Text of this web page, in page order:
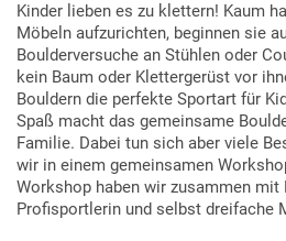
Kinder lieben es zu klettern! Kaum
Möbeln aufzurichten, beginnen sie
Boulderversuche an Stühlen oder
kein Baum oder Klettergerüst vor
Bouldern die perfekte Sportart für
Spaß macht das gemeinsame
Familie. Dabei tun sich aber viele
wir in einem gemeinsamen
Workshop haben wir zusammen mit
Profisportlerin und selbst dreifache